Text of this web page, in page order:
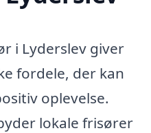
i Lyderslev giver
fordele, der kan
oplevelse.
lokale frisører